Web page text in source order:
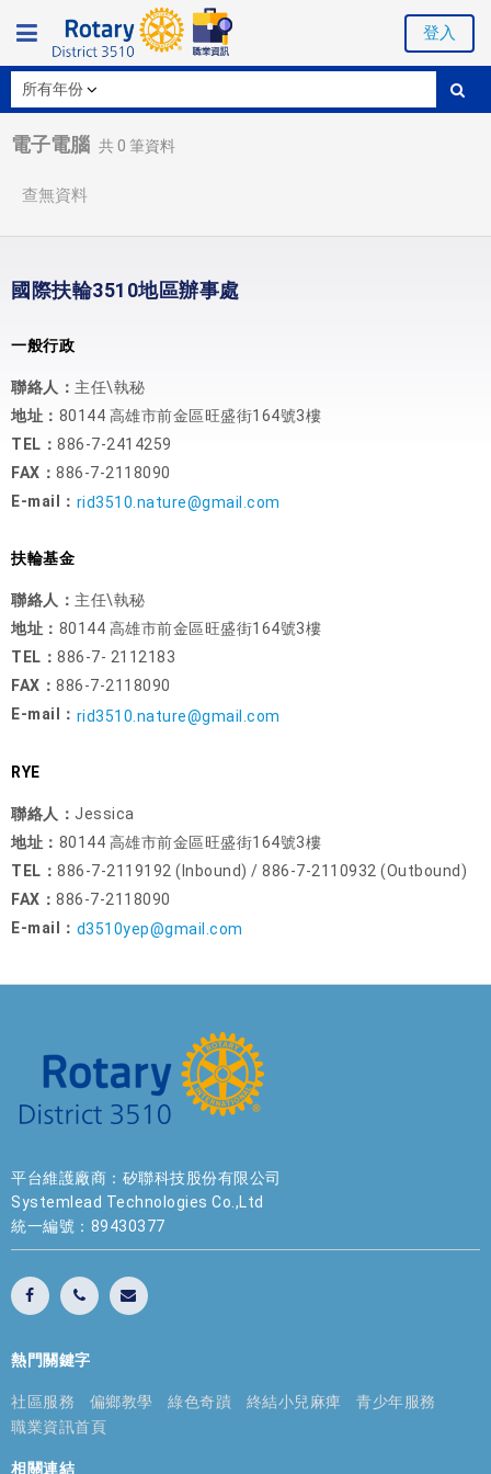
登入
電子電腦 共0 筆資料
查無資料
國際扶輪3510地區辦事處
一般行政
聯絡人： 主任\執秘
地址： 80144 高雄市前金區旺盛街164號3樓
TEL： 886-7-2414259
FAX： 886-7-2118090
E-mail： rid3510.nature@gmail.com
扶輪基金
聯絡人： 主任\執秘
地址： 80144 高雄市前金區旺盛街164號3樓
TEL： 886-7- 2112183
FAX： 886-7-2118090
E-mail： rid3510.nature@gmail.com
RYE
聯絡人： Jessica
地址： 80144 高雄市前金區旺盛街164號3樓
TEL： 886-7-2119192 (Inbound) / 886-7-2110932 (Outbound)
FAX： 886-7-2118090
E-mail： d3510yep@gmail.com
平台維護廠商：矽聯科技股份有限公司
Systemlead Technologies Co.,Ltd
統一編號：89430377
熱門關鍵字
社區服務 偏鄉教學 綠色奇蹟 終結小兒麻痺
青少年服務
職業資訊首頁
相關連結